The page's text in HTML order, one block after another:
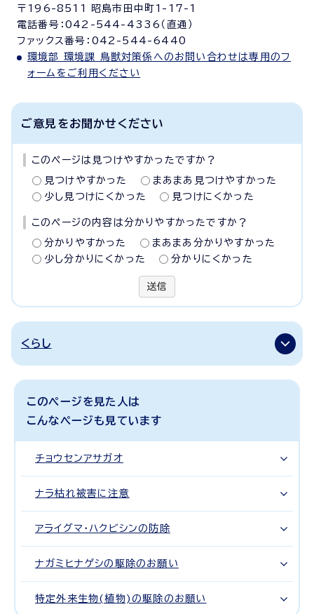
〒196-8511 昭島市田中町1-17-1
電話番号：042-544-4336（直通）
ファックス番号：042-544-6440
環境部 環境課 鳥獣対策係へのお問い合わせは専用のフ
ォームをご利用ください
ご意見をお聞かせください
このページは見つけやすかったですか？
見つけやすかった
まあまあ見つけやすかった
少し見つけにくかった
見つけにくかった
このページの内容は分かりやすかったですか？
分かりやすかった
まあまあ分かりやすかった
少し分かりにくかった
分かりにくかった
送信
くらし
このページを見た人は
こんなページも見ています
チョウセンアサガオ
ナラ枯れ被害に注意
アライグマ・ハクビシンの防除
ナガミヒナゲシの駆除のお願い
特定外来生物(植物)の駆除のお願い